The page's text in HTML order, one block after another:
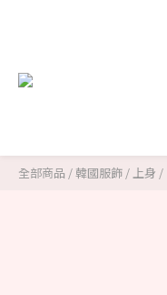
全部商品 /韓國服飾 /上身 /